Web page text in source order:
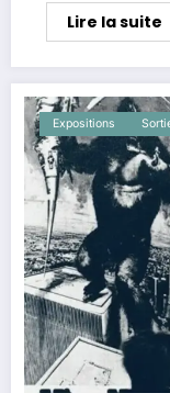
Lire la suite
Expositions